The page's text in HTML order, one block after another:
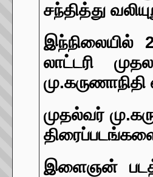
சந்தித்து
இந்நிலையில்
லாட்டரி
முதல்வர்
இளைஞன்